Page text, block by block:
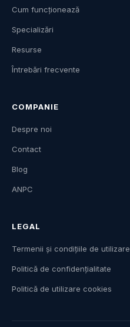
Cum funcționează
Specializări
Resurse
Întrebări frecvente
COMPANIE
Despre noi
Contact
Blog
ANPC
LEGAL
Termenii și condițiile de utilizare
Politică de confidențialitate
Politică de utilizare cookies